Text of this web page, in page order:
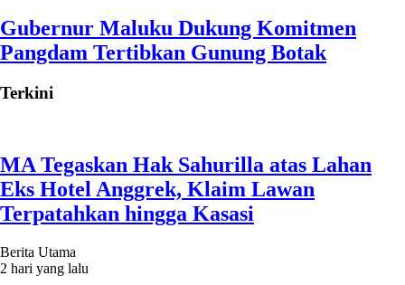
Gubernur Maluku Dukung Komitmen
Pangdam Tertibkan Gunung Botak
Terkini
MA Tegaskan Hak Sahurilla atas Lahan
Eks Hotel Anggrek, Klaim Lawan
Terpatahkan hingga Kasasi
Berita Utama
2 hari yang lalu